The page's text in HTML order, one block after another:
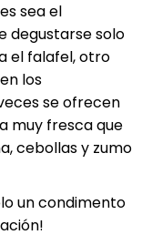
sea el
degustarse solo
el falafel, otro
los
se ofrecen
muy fresca que
cebollas y zumo
un condimento